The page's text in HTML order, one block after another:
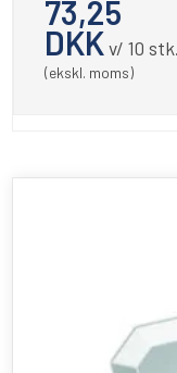
73,25
DKKv/ 10 stk.
(ekskl. moms)